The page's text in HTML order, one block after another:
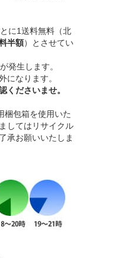
に1送料無料（北
半額）とさせてい
発生します。
になります。
くださいませ。
包箱を使用いた
してはリサイクル
承お願いいたしま